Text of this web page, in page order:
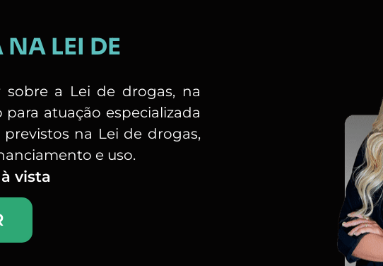
LEI DE
a Lei de drogas, na
atuação especializada
na Lei de drogas,
e uso.
vista